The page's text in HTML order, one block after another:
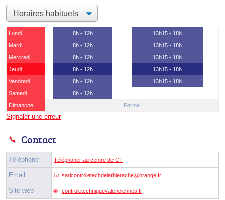
Lundi 8h - 12h
13h15 - 18h
Mardi
8h - 12h
13h15 - 18h
Mercredi
8h - 12h
13h15 - 18h
Jeudi
8h - 12h
13h15 - 18h
Vendredi
8h - 12h
13h15 - 18h
Samedi
8h - 12h
Dimanche
Fermé
Signaler une erreur
Contact
Téléphone Téléphoner au centre de CT
Email sarlcontroletechdelathieracheⓐorange.fr
Site web controletechniquevalenciennes.fr